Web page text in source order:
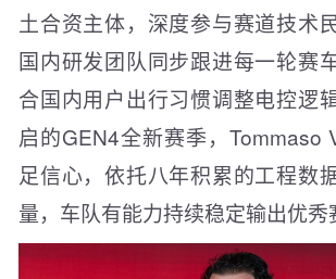
土合资主体，深度参与赛道技术
国内研发团队同步跟进每一轮赛
合国内用户出行习惯调整电控逻
启的GEN4全新赛季，Tommaso
足信心，依托八年积累的工程数
量，车队有能力持续稳定输出优秀